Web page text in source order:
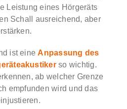
Leistung eines Hörgeräts
Schall ausreichend, aber
ist eineAnpassung des
so wichtig.
ab welcher Grenze
empfunden wird und das